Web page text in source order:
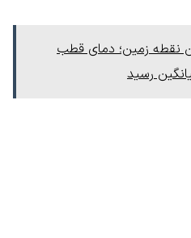
نقطه زمین؛ دمای قطب